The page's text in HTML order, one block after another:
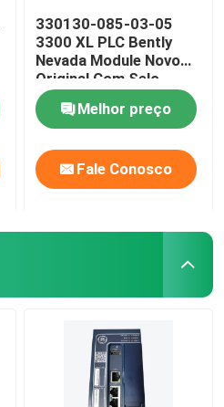
330130-085-03-05
3300 XL PLC Bently
Nevada Module Novo
Original Com Selo
Melhor preço
Fale Conosco